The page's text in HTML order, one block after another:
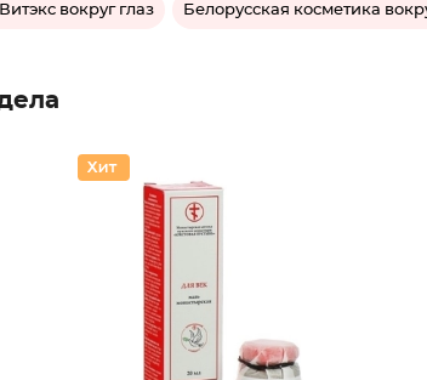
вокруг глаз Белорусская косметика